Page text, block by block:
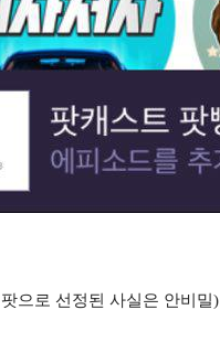
으로 선정된 사실은 안비밀)